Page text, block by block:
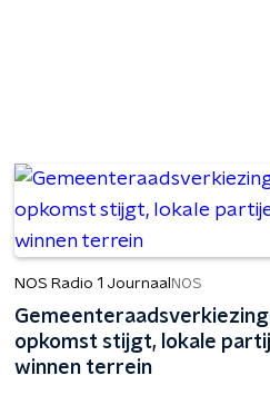
NOS Radio 1 Journaal NOS
opkomst stijgt, lokale
winnen terrein